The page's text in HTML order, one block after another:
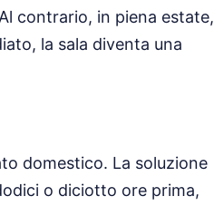
contrario, in piena estate,
la sala diventa una
domestico. La soluzione
o diciotto ore prima,